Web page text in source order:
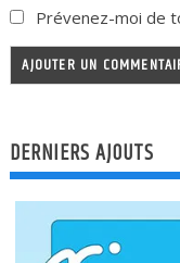
Prévenez-moi de
DERNIERS AJOUTS